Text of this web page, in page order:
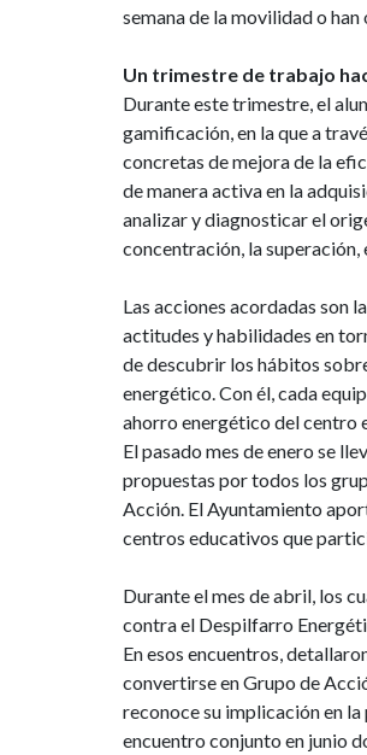
semana de la movilidad o
Un trimestre de trabajo
Durante este trimestre, el
gamificación, en la que a
concretas de mejora de la
de manera activa en la
analizar y diagnosticar el
concentración, la
Las acciones acordadas son
actitudes y habilidades en
de descubrir los hábitos
energético. Con él, cada
ahorro energético del centro
El pasado mes de enero se
propuestas por todos los
Acción. El Ayuntamiento
centros educativos que
Durante el mes de abril, los
contra el Despilfarro
En esos encuentros,
convertirse en Grupo de
reconoce su implicación en
encuentro conjunto en junio